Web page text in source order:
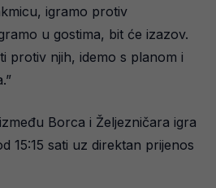
igramo protiv
u gostima, bit će izazov.
protiv njih, idemo s planom i
Borca i Željezničara igra
15:15 sati uz direktan prijenos